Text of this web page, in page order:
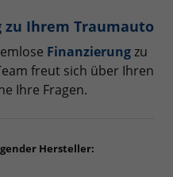
Ihrem Traumauto
Finanzierungzu
freut sich über Ihren
Ihre Fragen.
Hersteller: